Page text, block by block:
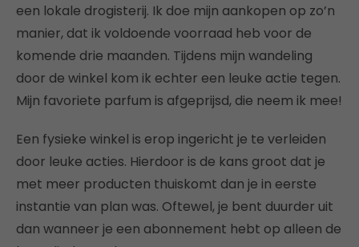
een lokale drogisterij. Ik doe mijn aankopen op zo’n
manier, dat ik voldoende voorraad heb voor de
komende drie maanden. Tijdens mijn wandeling
door de winkel kom ik echter een leuke actie tegen.
Mijn favoriete parfum is afgeprijsd, die neem ik mee!
Een fysieke winkel is erop ingericht je te verleiden
door leuke acties. Hierdoor is de kans groot dat je
met meer producten thuiskomt dan je in eerste
instantie van plan was. Oftewel, je bent duurder uit
dan wanneer je een abonnement hebt op alleen de